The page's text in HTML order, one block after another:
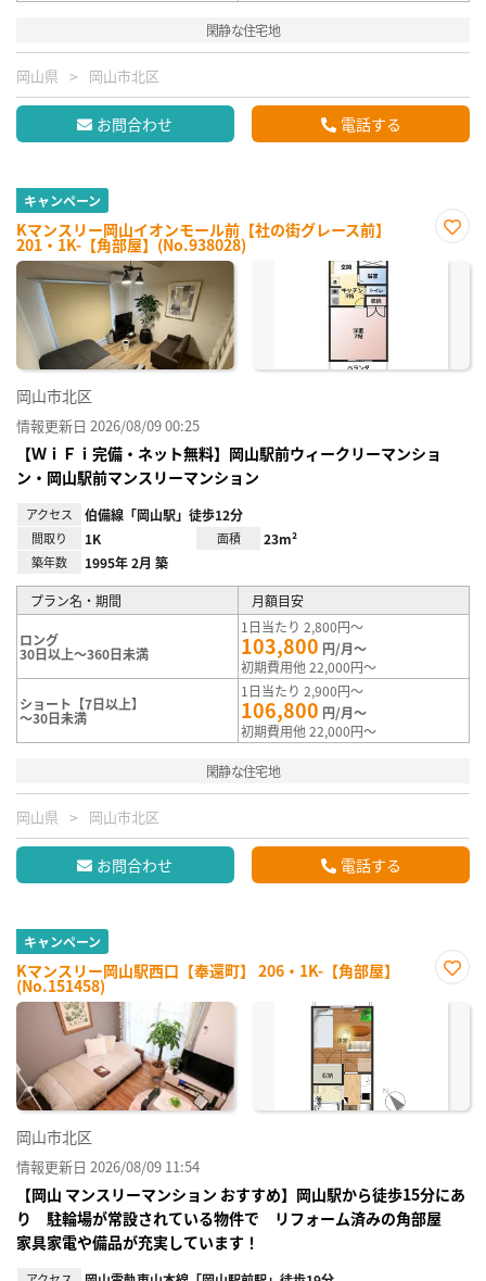
閑静な住宅地
岡山県 岡山市北区
お問合わせ 電話する
キャンペーン
Kマンスリー岡山イオンモール前【社の街グレース前】
201・1K-【角部屋】(No.938028)
に入
岡山市北区
情報更新日 2026/08/09 00:25
【ＷｉＦｉ完備・ネット無料】岡山駅前ウィークリーマンショ
ン・岡山駅前マンスリーマンション
アクセス 伯備線「岡山駅」徒歩12分
間取り 1K 面積 23m²
築年数 1995年 2月 築
プラン名・期間 月額目安
ロング
30日以上～360日未満
1日当たり 2,800円～
103,800 円/月～
初期費用他 22,000円～
ショート【7日以上】
～30日未満
1日当たり 2,900円～
106,800 円/月～
初期費用他 22,000円～
閑静な住宅地
岡山県 岡山市北区
お問合わせ 電話する
キャンペーン
Kマンスリー岡山駅西口【奉還町】 206・1K-【角部屋】
(No.151458)
に入
岡山市北区
情報更新日 2026/08/09 11:54
【岡山 マンスリーマンション おすすめ】岡山駅から徒歩15分にあ
り 駐輪場が常設されている物件で リフォーム済みの角部屋
家具家電や備品が充実しています！